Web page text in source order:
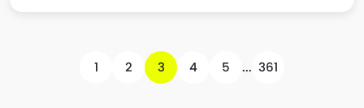
1 2 3 4 5 ... 361